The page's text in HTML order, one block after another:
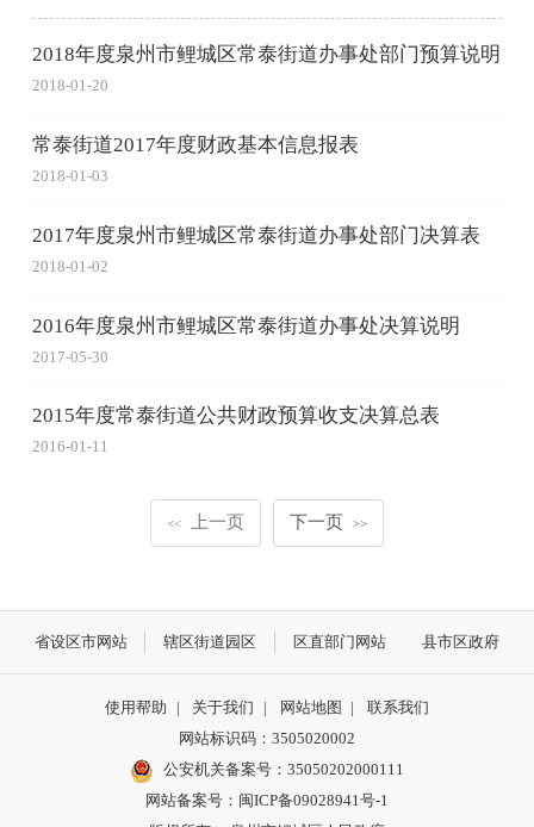
2018年度泉州市鲤城区常泰街道办事处部门预算说明
2018-01-20
常泰街道2017年度财政基本信息报表
2018-01-03
2017年度泉州市鲤城区常泰街道办事处部门决算表
2018-01-02
2016年度泉州市鲤城区常泰街道办事处决算说明
2017-05-30
2015年度常泰街道公共财政预算收支决算总表
2016-01-11
<< 上一页 下一页 >>
省设区市网站 辖区街道园区 区直部门网站 县市区政府
使用帮助 | 关于我们 | 网站地图 |
联系我们
网站标识码：3505020002
公安机关备案号：35050202000111
网站备案号：闽ICP备09028941号-1